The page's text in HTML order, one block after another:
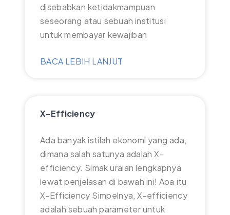
disebabkan ketidakmampuan
seseorang atau sebuah institusi
untuk membayar kewajiban
BACA LEBIH LANJUT
X-Efficiency
Ada banyak istilah ekonomi yang ada,
dimana salah satunya adalah X-
efficiency. Simak uraian lengkapnya
lewat penjelasan di bawah ini! Apa itu
X-Efficiency Simpelnya, X-efficiency
adalah sebuah parameter untuk